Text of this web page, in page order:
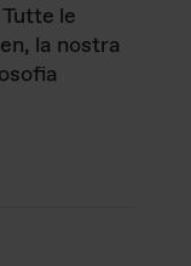
le
la nostra